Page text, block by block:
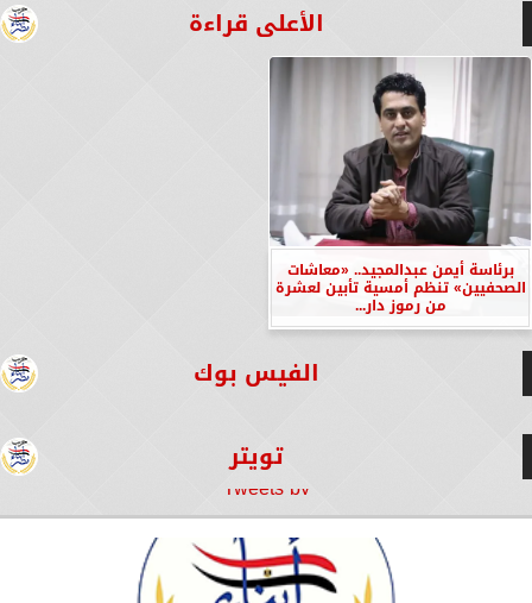
الأعلى قراءة
برئاسة أيمن عبدالمجيد.. «معاشات
الصحفيين» تنظم أمسية تأبين لعشرة
من رموز دار...
الفيس بوك
تويتر
Tweets by